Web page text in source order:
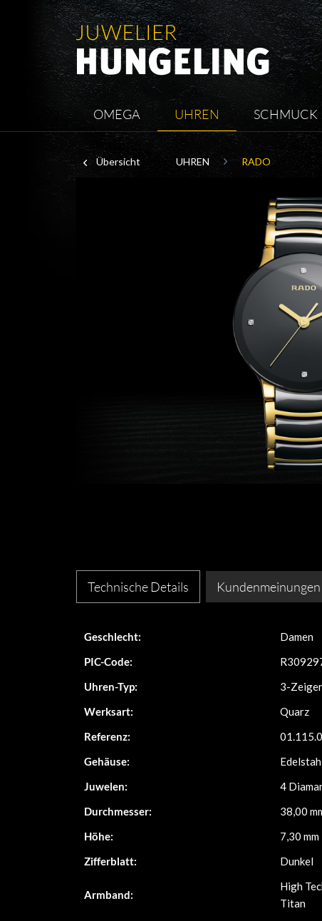
OMEGA UHREN SCHMUCK
Übersicht UHREN RADO
Technische Details Kundenmeinungen
Geschlecht:
Damen
PIC-Code:
Uhren-Typ:
3-Zeiger
Werksart:
Quarz
Referenz:
Gehäuse:
Juwelen:
4
Durchmesser:
38,00
Höhe:
7,30 mm
Zifferblatt:
Dunkel
Armband:
High
Titan